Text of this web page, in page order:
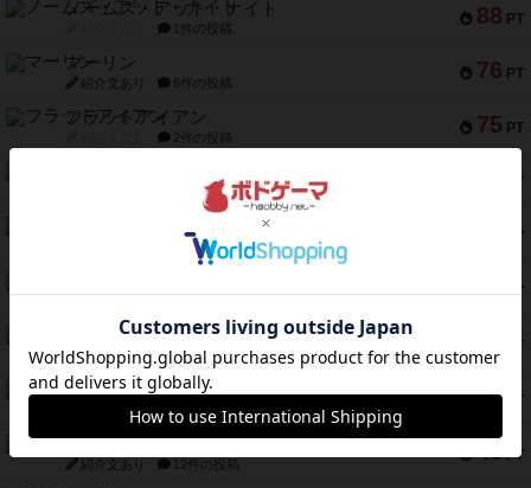
88 PT
ノームズ・アット・ナイト
1件の投稿
76 PT
マーリン
紹介文あり 6件の投稿
75 PT
フラットアイアン
2件の投稿
PT
1件の投稿
PT
アンブッシュ！：ムーブアウト！
1件の投稿
51 PT
PT
ガルフストライク
紹介文あり 1件の投稿
45 PT
エコーズ・オブ・タイム
紹介文なし 8件の投稿
45 PT
スカルキング
紹介文あり 12件の投稿